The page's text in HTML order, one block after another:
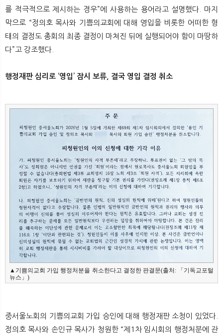
를 적극적으로 제시하는 경우”에 사용하는 용어라고 설명했다. 마지
막으로 “정의호 목사와 기쁨의교회에 대해 영입을 비롯한 어떠한 형
태의 결정도 총회의 최종 결정이 마쳐진 뒤에 실행되어야 함이 마땅하
다”고 강조했다.
행정재판 심리로 ‘영입’ 잠시 보류, 결국 영입 결정 취소
▲기쁨의교회 가입 행정처분을 취소한다고 결정한 판결문(출처: 「기독교포털
뉴스」)
중서울노회의 기쁨의교회 가입 승인에 대해 행정재판 소청이 있었다.
정의호 목사와 손인규 목사가 청원한 “제1차 임시회의 행정처분에 관